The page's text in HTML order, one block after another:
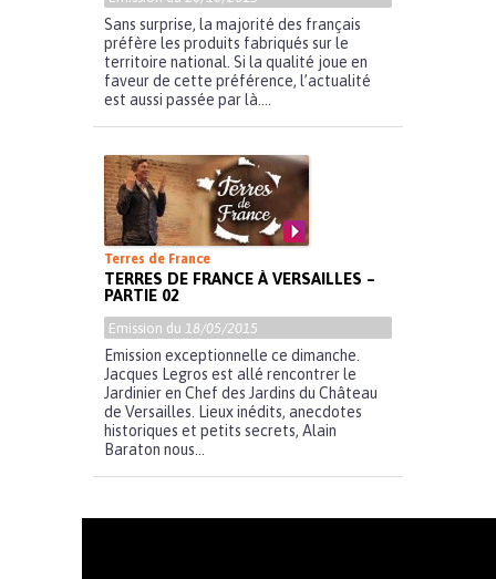
Sans surprise, la majorité des français
préfère les produits fabriqués sur le
territoire national. Si la qualité joue en
faveur de cette préférence, l’actualité
est aussi passée par là....
Terres de France
TERRES DE FRANCE À VERSAILLES –
PARTIE 02
Emission du 18/05/2015
Emission exceptionnelle ce dimanche.
Jacques Legros est allé rencontrer le
Jardinier en Chef des Jardins du Château
de Versailles. Lieux inédits, anecdotes
historiques et petits secrets, Alain
Baraton nous...